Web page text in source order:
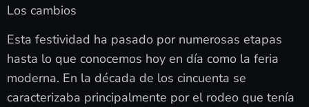
Los cambios
Esta festividad ha pasado por numerosas etapas
hasta lo que conocemos hoy en día como la feria
moderna. En la década de los cincuenta se
caracterizaba principalmente por el rodeo que tenía